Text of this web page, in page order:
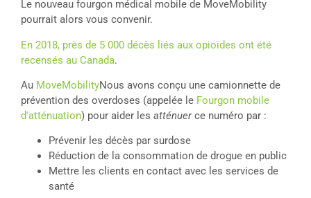
Le nouveau fourgon médical mobile de MoveMobility
pourrait alors vous convenir.
En 2018, près de 5 000 décès liés aux opioïdes ont été
recensés au Canada.
Au MoveMobilityNous avons conçu une camionnette de
prévention des overdoses (appelée le Fourgon mobile
d'atténuation) pour aider les atténuerce numéro par :
Prévenir les décès par surdose
Réduction de la consommation de drogue en public
Mettre les clients en contact avec les services de
santé